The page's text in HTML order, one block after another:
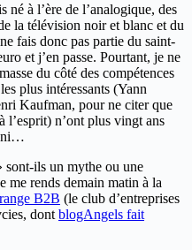
à l’ère de l’analogique, des
la télévision noir et blanc et du
fais donc pas partie du saint-
et j’en passe. Pourtant, je ne
du côté des compétences
plus intéressants (Yann
Kaufman, pour ne citer que
l’esprit) n’ont plus vingt ans
ils un mythe ou une
me rends demain matin à la
B2B (le club d’entreprises
dont blogAngels fait